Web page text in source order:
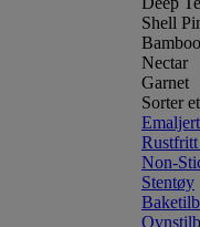
Shell
Nectar
Garnet
Sorter
Rustfritt
Non-
Stentøy